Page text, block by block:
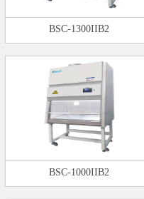
BSC-1300IIB2
BSC-1000IIB2